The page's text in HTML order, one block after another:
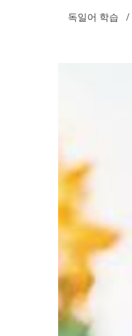
독일어 학습